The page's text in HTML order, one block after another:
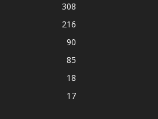
308
216
90
85
18
17